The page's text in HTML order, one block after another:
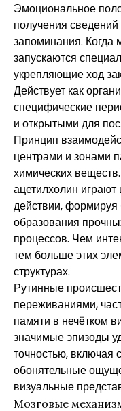
Эмоциональное
получения
запоминания.
запускаются
укрепляющие ход
Действует как
специфические
и открытыми для
Принцип
центрами и зонами
химических
ацетилхолин
действии, формируя
образования
процессов. Чем
тем больше этих
структурах.
Рутинные
переживаниями,
памяти в нечётком
значимые эпизоды
точностью, включая
обонятельные
визуальные
Мозговые